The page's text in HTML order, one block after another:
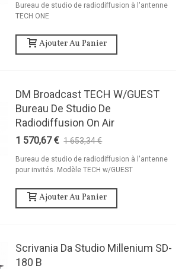
Bureau de studio de radiodiffusion à l'antenne
TECH ONE
Ajouter Au Panier
DM Broadcast TECH W/GUEST
Bureau De Studio De
Radiodiffusion On Air
1 570,67 € 1 653,34 €
Bureau de studio de radiodiffusion à l'antenne
pour invités. Modèle TECH w/GUEST
Ajouter Au Panier
Scrivania Da Studio Millenium SD-
180 B